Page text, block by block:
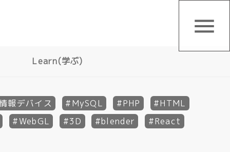
menu
Learn(学ぶ)
報デバイス MySQL PHP
HTML
WebGL 3D blender
React